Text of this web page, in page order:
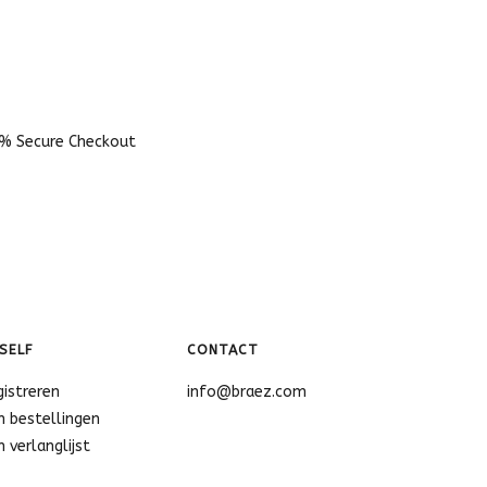
Secure Checkout
bestellingen
verlanglijst
CONTACT
info@braez.com